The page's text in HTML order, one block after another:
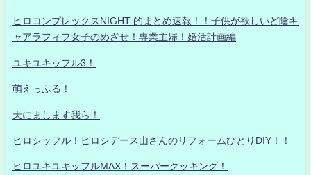
ヒロコンプレックスNIGHT 的まとめ速報！！子供が欲しいど陰キ
ャアラフィフ女子のめざせ！専業主婦！婚活計画編
ユキユキッフル3！
萌えっふる！
天にまします我ら！
ヒロシッフル！ヒロシデース山さんのリフォームひとりDIY！！
ヒロユキユキッフルMAX！スーパークッキング！